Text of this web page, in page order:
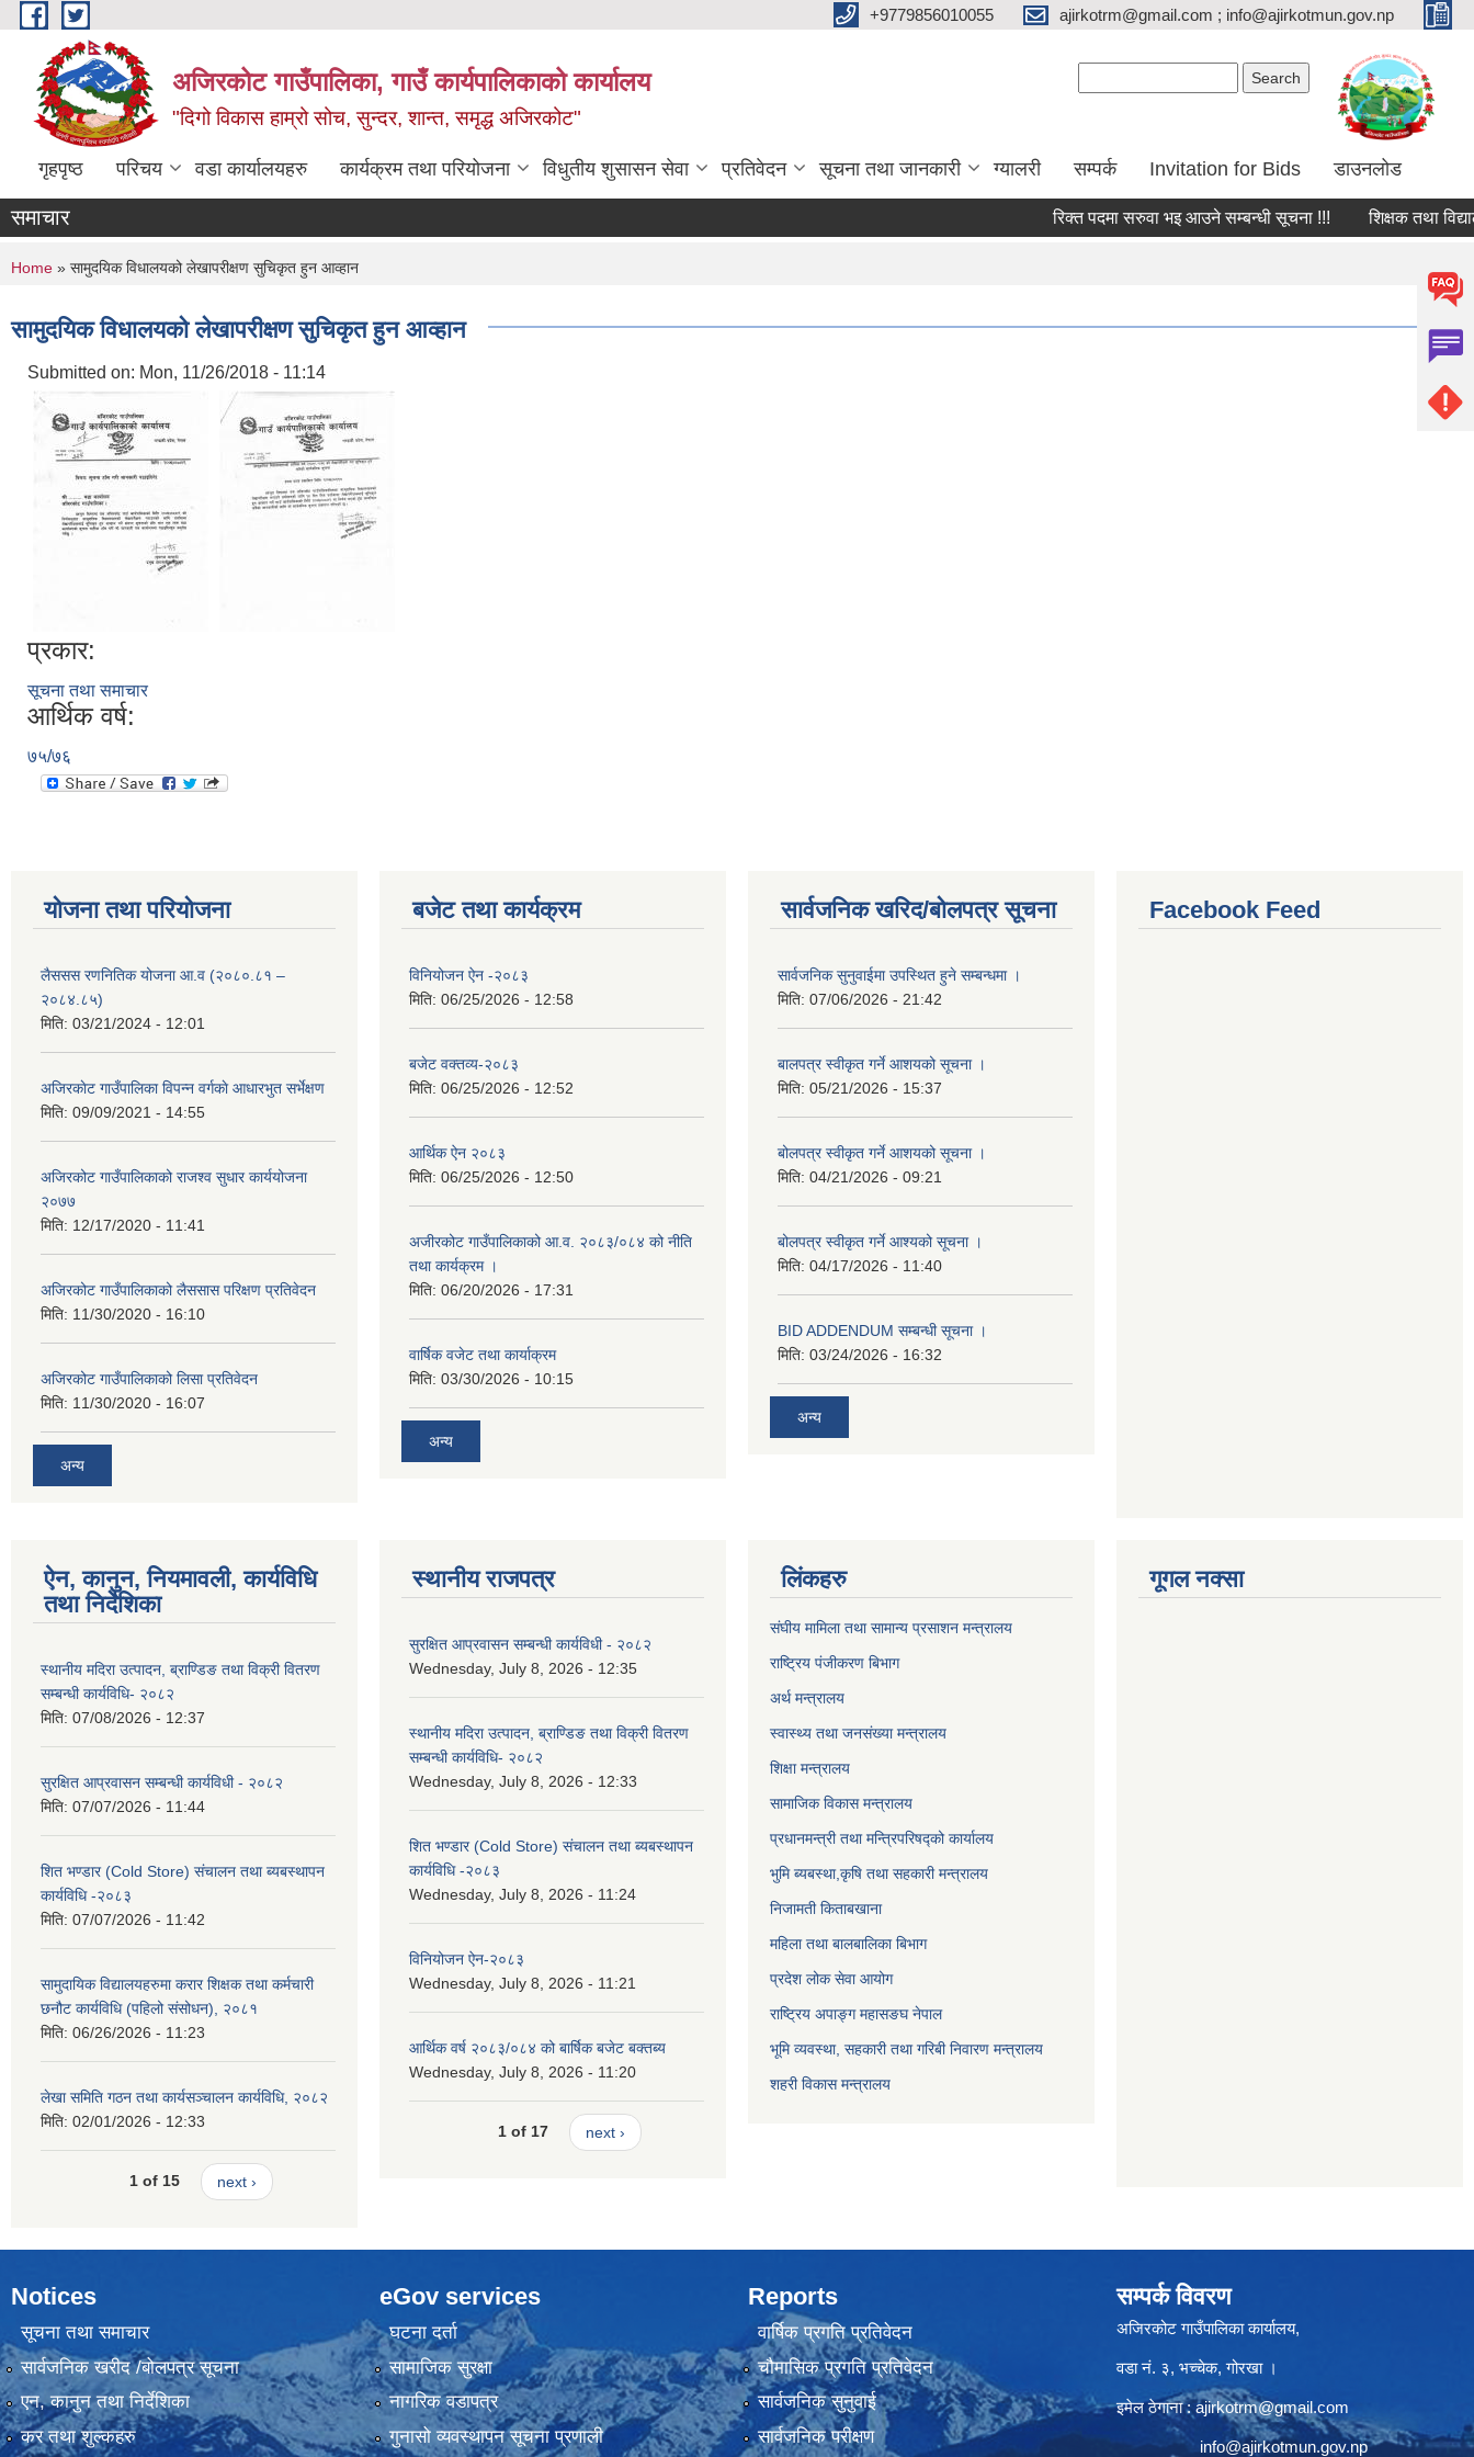
Skip to main content +9779856010055 ajirkotrm@gmail.com ; info@ajirkotmun.gov.np
अजिरकोट गाउँपालिका, गाउँ कार्यपालिकाको कार्यालय
"दिगो विकास हाम्रो सोच, सुन्दर, शान्त, समृद्ध अजिरकोट"
गृहपृष्ठ परिचय वडा कार्यालयहरु कार्यक्रम तथा परियोजना विधुतीय शुसासन सेवा प्रतिवेदन सूचना तथा जानकारी ग्यालरी सम्पर्क Invitation for Bids डाउनलोड
समाचार रिक्त पदमा सरुवा भइ आउने सम्बन्धी सूचना !!! शिक्षक तथा
You are here
Home » सामुदयिक विधालयको लेखापरीक्षण सुचिकृत हुन आव्हान
सामुदयिक विधालयको लेखापरीक्षण सुचिकृत हुन आव्हान
Submitted on: Mon, 11/26/2018 - 11:14
प्रकार:
सूचना तथा समाचार
आर्थिक वर्ष:
७५/७६
योजना तथा परियोजना
लैससस रणनितिक योजना आ.व (२०८०.८१ –
२०८४.८५)
मिति: 03/21/2024 - 12:01
अजिरकाेट गाउँपालिका विपन्न वर्गकाे आधारभुत सर्भेक्षण
मिति: 09/09/2021 - 14:55
अजिरकोट गाउँपालिकाको राजश्व सुधार कार्ययोजना
२०७७
मिति: 12/17/2020 - 11:41
अजिरकोट गाउँपालिकाको लैससास परिक्षण प्रतिवेदन
मिति: 11/30/2020 - 16:10
अजिरकोट गाउँपालिकाको लिसा प्रतिवेदन
मिति: 11/30/2020 - 16:07
अन्य
बजेट तथा कार्यक्रम
विनियोजन ऐन -२०८३
मिति: 06/25/2026 - 12:58
बजेट वक्तव्य-२०८३
मिति: 06/25/2026 - 12:52
आर्थिक ऐन २०८३
मिति: 06/25/2026 - 12:50
अजीरकोट गाउँपालिकाको आ.व. २०८३/०८४ को नीति
तथा कार्यक्रम ।
मिति: 06/20/2026 - 17:31
वार्षिक वजेट तथा कार्याक्रम
मिति: 03/30/2026 - 10:15
अन्य
सार्वजनिक खरिद/बोलपत्र सूचना
सार्वजनिक सुनुवाईमा उपस्थित हुने सम्बन्धमा ।
मिति: 07/06/2026 - 21:42
बालपत्र स्वीकृत गर्ने आशयको सूचना ।
मिति: 05/21/2026 - 15:37
बोलपत्र स्वीकृत गर्ने आशयको सूचना ।
मिति: 04/21/2026 - 09:21
बोलपत्र स्वीकृत गर्ने आश्यको सूचना ।
मिति: 04/17/2026 - 11:40
BID ADDENDUM सम्बन्धी सूचना ।
मिति: 03/24/2026 - 16:32
अन्य
Facebook Feed
ऐन, कानुन, नियमावली, कार्यविधि
तथा निर्देशिका
स्थानीय मदिरा उत्पादन, ब्राण्डिङ तथा विक्री वितरण
सम्बन्धी कार्यविधि- २०८२
मिति: 07/08/2026 - 12:37
सुरक्षित आप्रवासन सम्बन्धी कार्यविधी - २०८२
मिति: 07/07/2026 - 11:44
शित भण्डार (Cold Store) संचालन तथा ब्यबस्थापन
कार्यविधि -२०८३
मिति: 07/07/2026 - 11:42
सामुदायिक विद्यालयहरुमा करार शिक्षक तथा कर्मचारी
छनौट कार्यविधि (पहिलो संसोधन), २०८१
मिति: 06/26/2026 - 11:23
लेखा समिति गठन तथा कार्यसञ्चालन कार्यविधि, २०८२
मिति: 02/01/2026 - 12:33
1 of 15 next ›
स्थानीय राजपत्र
सुरक्षित आप्रवासन सम्बन्धी कार्यविधी - २०८२
Wednesday, July 8, 2026 - 12:35
स्थानीय मदिरा उत्पादन, ब्राण्डिङ तथा विक्री वितरण
सम्बन्धी कार्यविधि- २०८२
Wednesday, July 8, 2026 - 12:33
शित भण्डार (Cold Store) संचालन तथा ब्यबस्थापन
कार्यविधि -२०८३
Wednesday, July 8, 2026 - 11:24
विनियोजन ऐन-२०८३
Wednesday, July 8, 2026 - 11:21
आर्थिक वर्ष २०८३/०८४ को बार्षिक बजेट बक्तब्य
Wednesday, July 8, 2026 - 11:20
1 of 17 next ›
लिंकहरु
संघीय मामिला तथा सामान्य प्रसाशन मन्त्रालय
राष्ट्रिय पंजीकरण बिभाग
अर्थ मन्त्रालय
स्वास्थ्य तथा जनसंख्या मन्त्रालय
शिक्षा मन्त्रालय
सामाजिक विकास मन्त्रालय
प्रधानमन्त्री तथा मन्त्रिपरिषद्को कार्यालय
भुमि ब्यबस्था,कृषि तथा सहकारी मन्त्रालय
निजामती किताबखाना
महिला तथा बालबालिका बिभाग
प्रदेश लोक सेवा आयोग
राष्ट्रिय अपाङ्ग महासङघ नेपाल
भूमि व्यवस्था, सहकारी तथा गरिबी निवारण मन्त्रालय
शहरी विकास मन्त्रालय
गूगल नक्सा
Notices
सूचना तथा समाचार
सार्वजनिक खरीद /बोलपत्र सूचना
एन, कानुन तथा निर्देशिका
कर तथा शुल्कहरु
eGov services
घटना दर्ता
सामाजिक सुरक्षा
नागरिक वडापत्र
गुनासो व्यवस्थापन सूचना प्रणाली
Reports
वार्षिक प्रगति प्रतिवेदन
चौमासिक प्रगति प्रतिवेदन
सार्वजनिक सुनुवाई
सार्वजनिक परीक्षण
सम्पर्क विवरण
अजिरकोट गाउँपालिका कार्यालय,
वडा नं. ३, भच्चेक, गोरखा ।
इमेल ठेगाना : ajirkotrm@gmail.com
info@ajirkotmun.gov.np